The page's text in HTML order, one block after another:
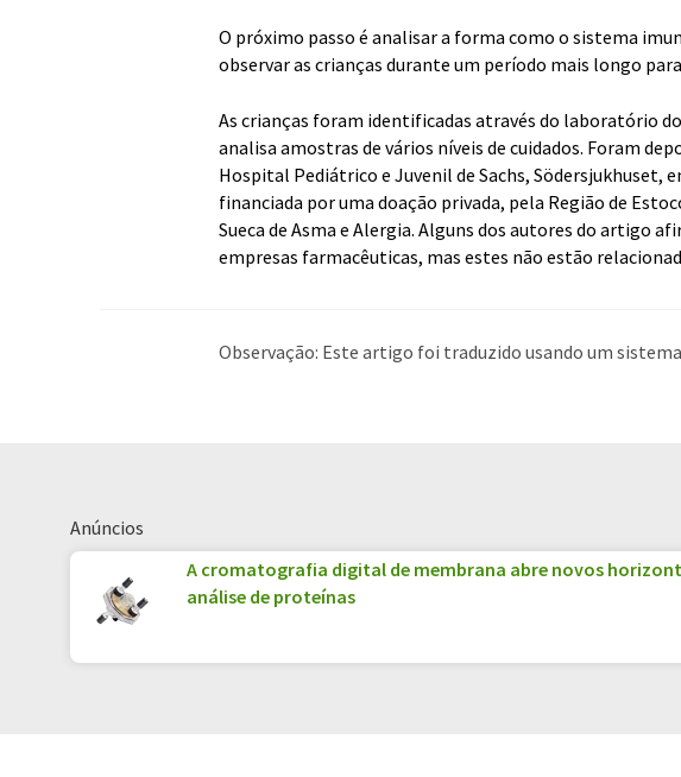
O próximo passo é analisar a forma como o sistema
observar as crianças durante um período mais longo
As crianças foram identificadas através do laboratório
analisa amostras de vários níveis de cuidados. Foram
Hospital Pediátrico e Juvenil de Sachs, Södersjukhuset,
financiada por uma doação privada, pela Região de
Sueca de Asma e Alergia. Alguns dos autores do artigo
empresas farmacêuticas, mas estes não estão
Observação: Este artigo foi traduzido usando um
Anúncios
A cromatografia digital de membrana abre novos
análise de proteínas